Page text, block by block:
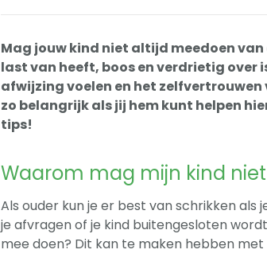
Mag jouw kind niet altijd meedoen
last van heeft, boos en verdrietig over
afwijzing voelen en het zelfvertrouwen
zo belangrijk als jij hem kunt helpen
tips!
Waarom mag mijn kind
Als ouder kun je er best van schrikken
je afvragen of je kind buitengesloten
mee doen? Dit kan te maken hebben